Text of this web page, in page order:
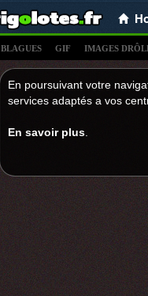
BLAGUES GIF IMAGES
En poursuivant votre
services adaptés a vos
En savoir plus